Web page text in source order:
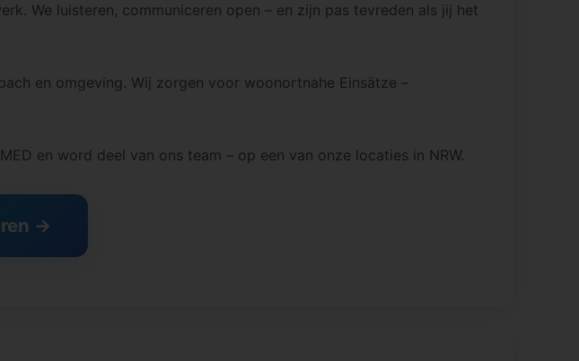
We luisteren, communiceren open – en zijn pas tevreden als jij het
en omgeving. Wij zorgen voor woonortnahe Einsätze –
en word deel van ons team – op een van onze locaties in NRW.
→